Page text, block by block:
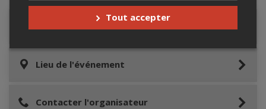
Détails de l'événement
Lieu de l'événement
Contacter l'organisateur
Tout accepter